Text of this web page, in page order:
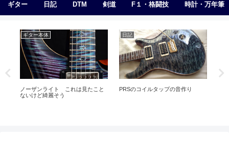
ギター 日記 DTM 剣道 F１・格闘技 時計・万年筆
ギター本体
ノーザンライト これは見たこと
ないけど綺麗そう
日記
PRSのコイルタップの音作り